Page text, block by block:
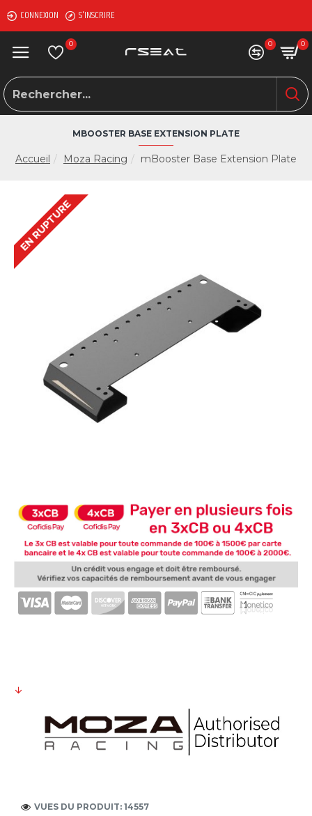
CONNEXION S'INSCRIRE
0 0 0
Accueil Moza Racing mBooster Base Extension Plate
MBOOSTER BASE EXTENSION PLATE
EN RUPTURE
VUES DU PRODUIT: 14557